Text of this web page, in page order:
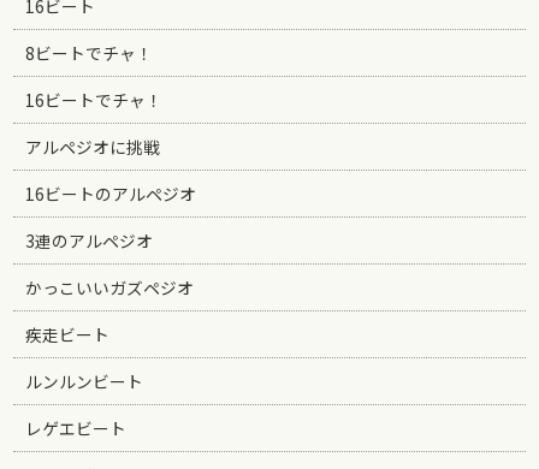
16ビート
8ビートでチャ！
16ビートでチャ！
アルペジオに挑戦
16ビートのアルペジオ
3連のアルペジオ
かっこいいガズペジオ
疾走ビート
ルンルンビート
レゲエビート